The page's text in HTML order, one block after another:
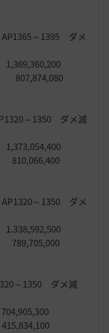
～1395 ダメ
～1350 ダメ減
～1350 ダメ
～1350 ダメ減